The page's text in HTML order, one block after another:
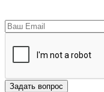
Задать вопрос